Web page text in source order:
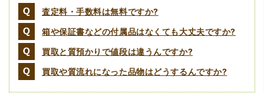
（大阪府堺市）電話対応の時からとても感じが良くて来店
してもとても優しく、来て良かったです。これからこちら
査定料・手数料は無料ですか?
箱や保証書などの付属品はなくても大丈夫ですか?
買取と質預かりで値段は違うんですか?
買取や質流れになった品物はどうするんですか?